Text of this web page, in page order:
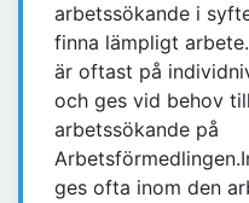
arbetssökande i
finna lämpligt
är oftast på
och ges vid behov
arbetssökande på
ges ofta inom den